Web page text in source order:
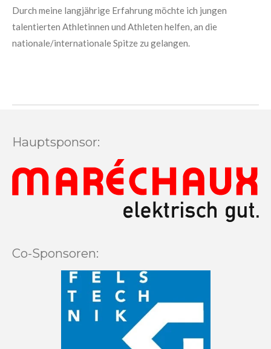
Durch meine langjährige Erfahrung möchte ich jungen
talentierten Athletinnen und Athleten helfen, an die
nationale/internationale Spitze zu gelangen.
Hauptsponsor:
Co-Sponsoren: